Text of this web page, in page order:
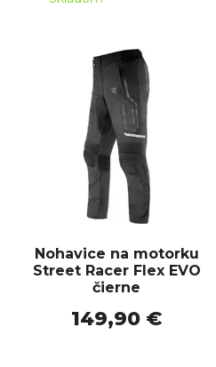
Nohavice na motorku
Street Racer Flex EVO
čierne
149,90 €